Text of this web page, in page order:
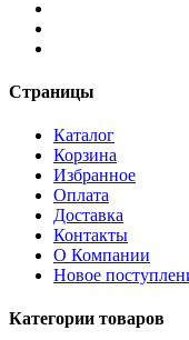
Страницы
Каталог
Корзина
Избранное
Оплата
Доставка
Контакты
О Компании
Новое
Категории товаров